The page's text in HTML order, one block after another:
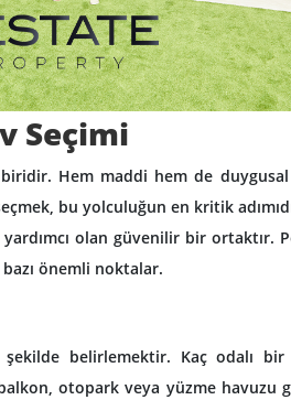
Seçimi
biridir. Hem maddi hem de
bu yolculuğun en kritik
olan güvenilir bir ortaktır.
bazı önemli noktalar.
belirlemektir. Kaç odalı
otopark veya yüzme havuzu